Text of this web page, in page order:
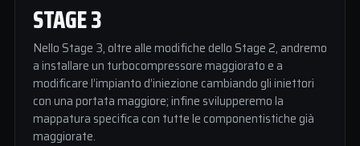
STAGE 3
Nello Stage 3, oltre alle modifiche dello Stage 2, andremo
a installare un turbocompressore maggiorato e a
modificare l’impianto d’iniezione cambiando gli iniettori
con una portata maggiore; infine svilupperemo la
mappatura specifica con tutte le componentistiche già
maggiorate.